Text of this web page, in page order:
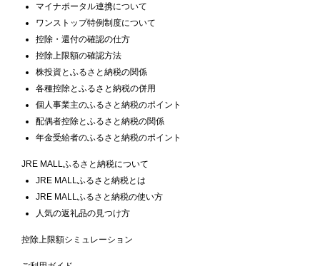
マイナポータル連携について
ワンストップ特例制度について
控除・還付の確認の仕方
控除上限額の確認方法
株投資とふるさと納税の関係
各種控除とふるさと納税の併用
個人事業主のふるさと納税のポイント
配偶者控除とふるさと納税の関係
年金受給者のふるさと納税のポイント
JRE MALLふるさと納税について
JRE MALLふるさと納税とは
JRE MALLふるさと納税の使い方
人気の返礼品の見つけ方
控除上限額シミュレーション